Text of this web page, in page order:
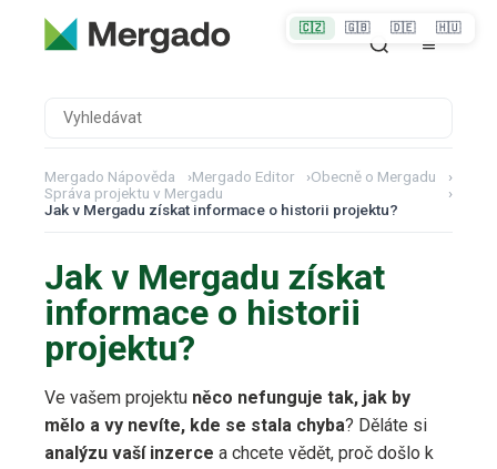
Mergado Nápověda ›Mergado Editor ›Obecně o Mergadu
›
Správa projektu v Mergadu
›
Jak v Mergadu získat informace o historii projektu?
Jak v Mergadu získat
informace o historii
projektu?
Ve vašem projektu něco nefunguje tak, jak by
mělo a vy nevíte, kde se stala chyba? Děláte si
analýzu vaší inzerce a chcete vědět, proč došlo k
🇨🇿 🇬🇧 🇩🇪 🇭🇺